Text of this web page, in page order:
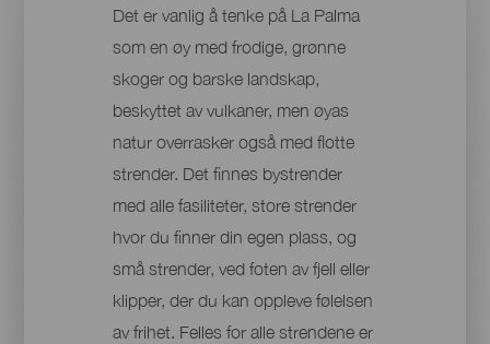
Det er vanlig å tenke på La Palma
som en øy med frodige, grønne
skoger og barske landskap,
beskyttet av vulkaner, men øyas
natur overrasker også med flotte
strender. Det finnes bystrender
med alle fasiliteter, store strender
hvor du finner din egen plass, og
små strender, ved foten av fjell eller
klipper, der du kan oppleve følelsen
av frihet. Felles for alle strendene er